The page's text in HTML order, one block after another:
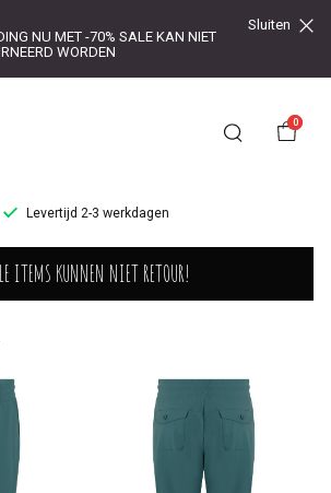
NU MET -70% SALE KAN NIET
WORDEN
Sluiten
0
Levertijd 2-3 werkdagen
ITEMS KUNNEN NIET RETOUR!